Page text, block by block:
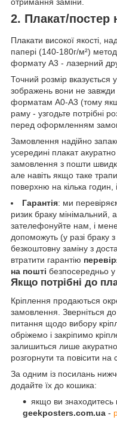
отримання заміни.
2. Плакат/постер
Плакати високої якості,
папері (140-180г/м²)
формату А3 - лазерний
Точний розмір вказується у
зображень вони не завжди
форматам А0-А3 (тому
раму - узгодьте потрібні
перед оформленням
Замовлення надійно
усередині плакат
замовлення з пошти
але навіть якщо таке
поверхню на кілька годин,
Гарантія: ми
ризик браку
зателефонуйте нам, і
допоможуть (у разі браку
безкоштовну заміну з
втратити гарантію
на пошті безпосередньо у
Якщо потрібні до
Кріплення продаються
замовлення. Зверніться
питання щодо вибору
обріжемо і закріпимо
залишиться лише акуратно
розгорнути та повісити на
За одним із посилань
додайте їх до кошика:
якщо ви знаходитесь
geekposters.com.ua -